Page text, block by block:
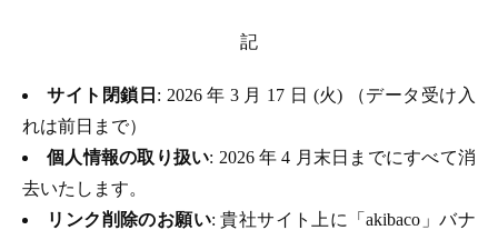
記
サイト閉鎖日 : 2026 年 3 月 17 日 (火) （データ受け入
れは前日まで）
個人情報の取り扱い: 2026 年 4 月末日までにすべて消
去いたします。
リンク削除のお願い: 貴社サイト上に「akibaco」バナ